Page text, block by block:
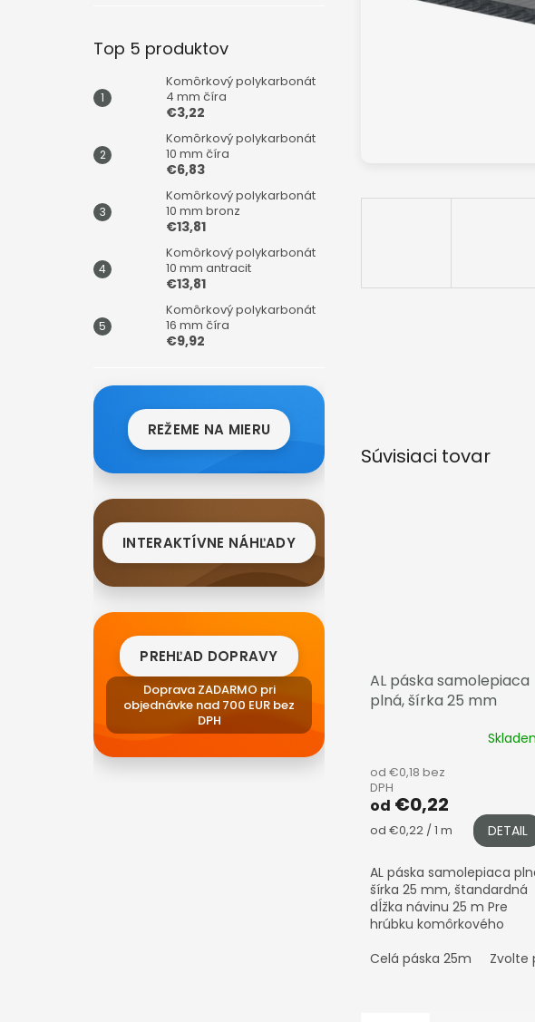
Top 5 produktov
Komôrkový polykarbonát
4 mm číra
€3,22
Komôrkový polykarbonát
10 mm číra
€6,83
Komôrkový polykarbonát
10 mm bronz
€13,81
Komôrkový polykarbonát
10 mm antracit
€13,81
Komôrkový polykarbonát
16 mm číra
€9,92
REŽEME NA MIERU
INTERAKTÍVNE NÁHĽADY
PREHĽAD DOPRAVY
Doprava ZADARMO pri
objednávke nad 700 EUR bez
DPH
Súvisiaci tovar
AL páska samolepiaca
plná, šírka 25 mm
od €0,18 bez
DPH
od €0,22
Jednotková
od €0,22 / 1 m DETAIL
AL páska samolepiaca
šírka 25 mm, štandardná
dĺžka návinu 25 m Pre
hrúbku komôrkového
Hliníková (strieborná)
Celá páska 25m Zvolte